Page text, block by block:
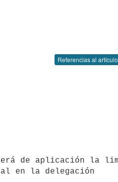
Referencias al artículo
en la delegación